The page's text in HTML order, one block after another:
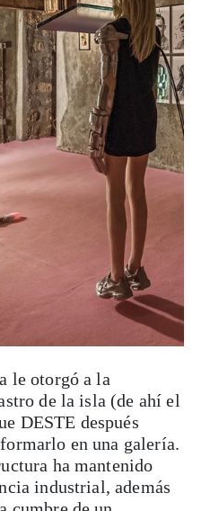
le otorgó a la
de la isla (de ahí el
DESTE después
en una galería.
ha mantenido
industrial, además